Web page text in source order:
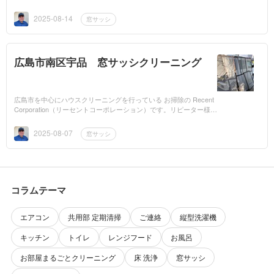
回のご依頼を...
2025-08-14 窓サッシ
広島市南区宇品 窓サッシクリーニング
広島市を中心にハウスクリーニングを行っている お掃除の Recent
Corporation（リーセントコーポレーション）です。リピーター様宅
枚の網戸 手...
2025-08-07 窓サッシ
コラムテーマ
エアコン 共用部 定期清掃 ご連絡
縦型洗濯機
キッチン
トイレ レンジフード
お風呂
お部屋まるごとクリーニング
床 洗浄
窓サッシ